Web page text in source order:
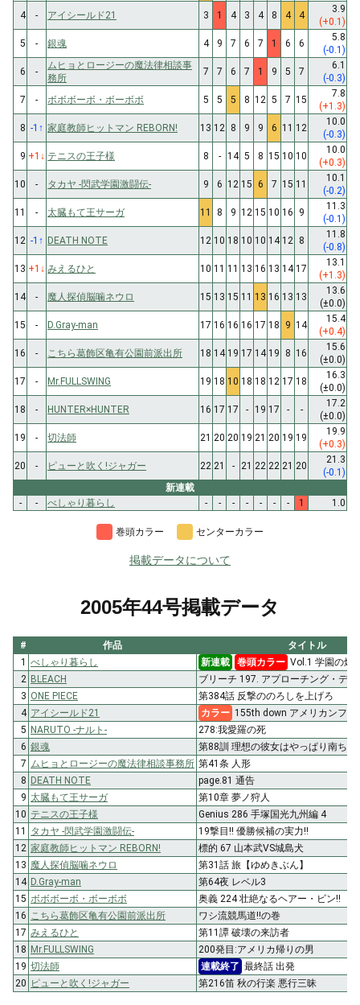
4
- アイシールド21 3 1 4 3 4 8 4 4
3.9
(+0.1)
5
- 銀魂 4 9 7 6 7 1 6 6
5.8
(-0.1)
6
-
ムヒョとロージーの魔法律相談事
務所
7 7 6 7 1 9 5 7
6.1
(-0.3)
7
- ボボボーボ・ボーボボ 5 5 5 8 12 5 7 15
7.8
(+1.3)
8 -1 ↑ 家庭教師ヒットマン REBORN! 13 12 8 9 9 6 11 12
10.0
(-0.3)
9 +1 ↓ テニスの王子様 8 - 14 5 8 15 10 10
10.0
(+0.3)
10
- タカヤ -閃武学園激闘伝- 9 6 12 15 6 7 15 11
10.1
(-0.2)
11
- 太臓もて王サーガ 11 8 9 12 15 10 16 9
11.3
(-0.1)
12 -1 ↑ DEATH NOTE 12 10 18 10 10 14 12 8
11.8
(-0.8)
13 +1 ↓ みえるひと 10 11 11 13 16 13 14 17
13.1
(+1.3)
14
- 魔人探偵脳噛ネウロ 15 13 15 11 13 16 13 13
13.6
(±0.0)
15
- D.Gray-man 17 16 16 16 17 18 9 14
15.4
(+0.4)
16
- こちら葛飾区亀有公園前派出所 18 14 19 17 14 19 8 16
15.6
(±0.0)
17
- Mr.FULLSWING 19 18 10 18 18 12 17 18
16.3
(±0.0)
18
- HUNTER×HUNTER 16 17 17 - 19 17 - -
17.2
(±0.0)
19
- 切法師 21 20 20 19 21 20 19 19
19.9
(+0.3)
20
- ピューと吹く!ジャガー 22 21 - 21 22 22 21 20
21.3
(-0.1)
新連載
-
- べしゃり暮らし - - - - - - - 1 1.0
巻頭カラー センターカラー
掲載データについて
2005年44号掲載データ
# 作品
タイトル
1 べしゃり暮らし 新連載 巻頭カラー Vol.1 学園の爆
2 BLEACH
ブリーチ 197. アプローチング・デン
3 ONE PIECE
第384話 反撃ののろしを上げろ
4 アイシールド21 カラー 155th down アメリカンフッ
5 NARUTO -ナルト-
278:我愛羅の死
6 銀魂
第88訓 理想の彼女はやっぱり南ちゃ
7 ムヒョとロージーの魔法律相談事務所 第41条 人形
8 DEATH NOTE
page.81 通告
9 太臓もて王サーガ
第10章 夢ノ狩人
10 テニスの王子様
Genius 286 手塚国光九州編 4
11
タカヤ -閃武学園激闘伝-
19撃目!! 優勝候補の実力!!
12 家庭教師ヒットマン REBORN!
標的 67 山本武VS城島犬
13 魔人探偵脳噛ネウロ
第31話 旅【ゆめきぶん】
14 D.Gray-man
第64夜 レベル3
15 ボボボーボ・ボーボボ
奥義 224 壮絶なるヘアー・ビン!!
16
こちら葛飾区亀有公園前派出所
ワシ流競馬道!!の巻
17 みえるひと
第11譚 破壊の来訪者
18 Mr.FULLSWING
200発目:アメリカ帰りの男
19 切法師 連載終了 最終話 出発
20 ピューと吹く!ジャガー 第216笛 秋の行楽 悪行三昧